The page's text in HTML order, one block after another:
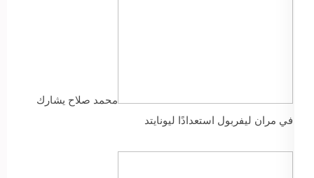
محمد صلاح يشارك
في مران ليفربول استعدادًا ليونايتد